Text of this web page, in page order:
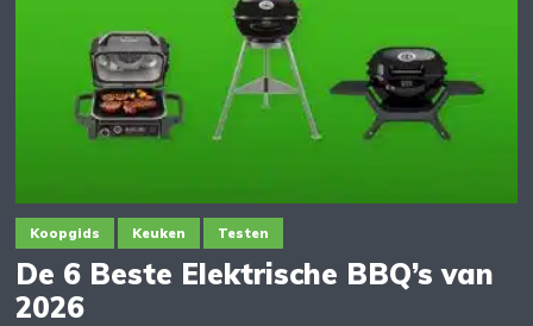
Koopgids Keuken Testen
De 6 Beste Elektrische BBQ’s van
2026